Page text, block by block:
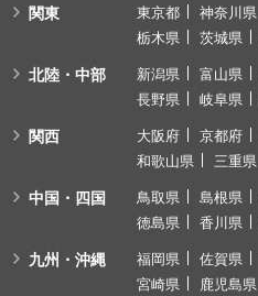
関東 東京都 神奈川県
栃木県
茨城県
北陸・中部 新潟県 富山県
長野県
岐阜県
関西 大阪府 京都府
和歌山県
三重県
中国・四国 鳥取県 島根県
徳島県
香川県
九州・沖縄 福岡県 佐賀県
宮崎県
鹿児島県